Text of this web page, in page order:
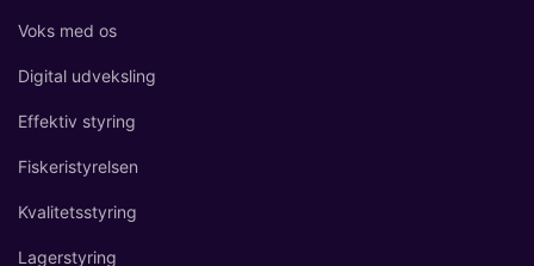
Voks med os
Digital udveksling
Effektiv styring
Fiskeristyrelsen
Kvalitetsstyring
Lagerstyring